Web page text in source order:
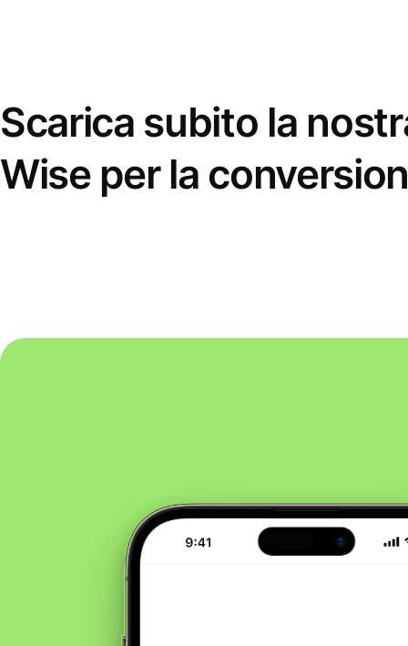
Scarica subito la
Wise per la